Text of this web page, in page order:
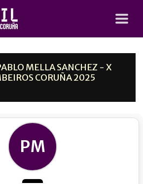
MELLA SANCHEZ - X
CORUÑA 2025
PM